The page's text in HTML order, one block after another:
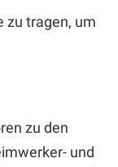
zu tragen, um
zu den
und